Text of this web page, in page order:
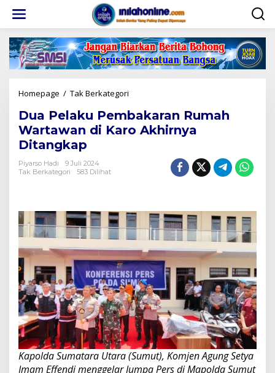
konten
Homepage / Tak Berkategori
Pembakaran
Rumah
Wartawan
Dua Pelaku Pembakaran Rumah
Wartawan di Karo Akhirnya
Ditangkap
Piyarso Hadi
9 Juli 2024
Tak Berkategori
583 Dilihat
Kapolda Sumatara Utara (Sumut), Komjen Agung Setya
Imam Effendi menggelar Jumpa Pers di Mapolda Sumut